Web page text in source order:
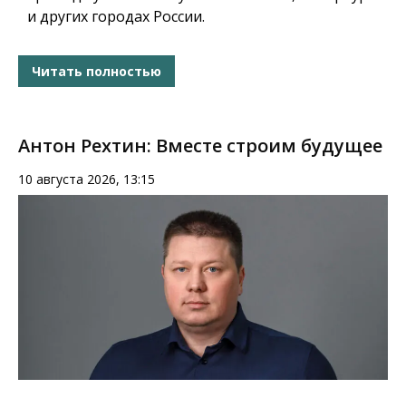
и других городах России.
Читать полностью
Антон Рехтин: Вместе строим будущее
10 августа 2026, 13:15